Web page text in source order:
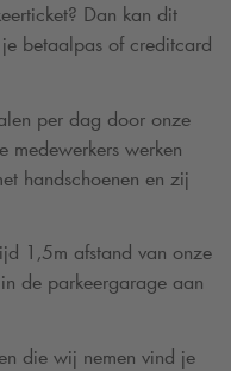
Dan kan dit
betaalpas of creditcard
per dag door onze
medewerkers werken
handschoenen en zij
1,5m afstand van onze
de parkeergarage aan
die wij nemen vind je